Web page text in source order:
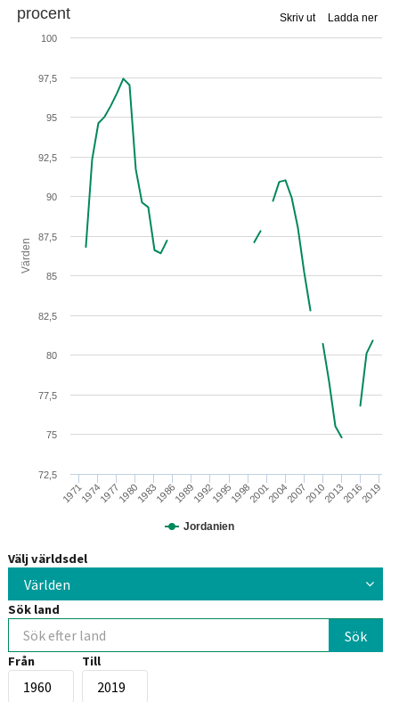
Ladda ner
Skriv ut
Värden
procent
Jordanien
19711974197719801983198619891992199519982001200420072010201320162019
72,5
75
77,5
80
82,5
85
87,5
90
92,5
95
97,5
100
Välj världsdel
Världen
Sök land
Från Till